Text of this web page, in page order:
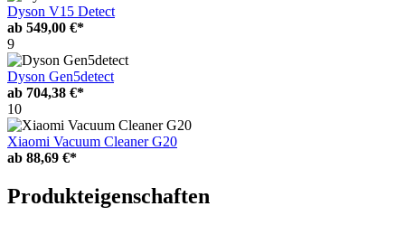
Dyson V15 Detect
ab 549,00 €*
9
Dyson Gen5detect
ab 704,38 €*
10
Xiaomi Vacuum Cleaner G20
ab 88,69 €*
Produkteigenschaften